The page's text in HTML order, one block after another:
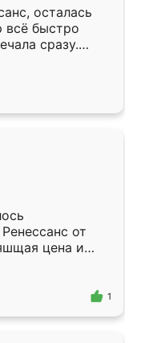
осталась
всё быстро
сразу.
подошёл к
Собрали
даже
от
цена и
Приехавший
самый
1